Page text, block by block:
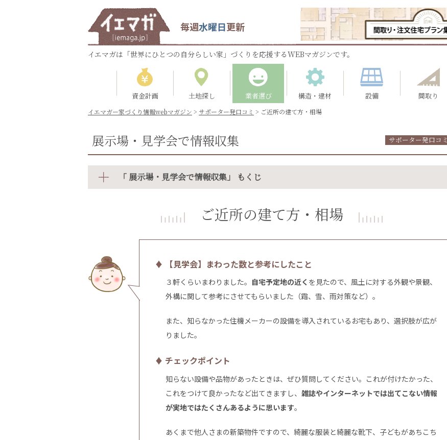
毎週水曜日更新
イエマガは「世界にひとつの自分らしい家」づくりを応援するWEBマガジンです。
資金計画 土地探し 業者選び 構造・建材 設備 間取り
イエマガー家づくり情報webマガジン > サポーター発口コミ > ご近所の建て方・相場
展示場・見学会で情報収集 サポーター発口コミ
「 展示場・見学会で情報収集」 もくじ
ご近所の建て方・相場
♦ 【見学会】まわった数と参考にしたこと
３軒くらいまわりました。 自宅予定地の近く を見たので、風土に対する外観や景観、
外構に関して参考にさせてもらいました（霜、雪、雨対策など）。
また、知らなかった住機メーカーの設備を導入されているお宅もあり、選択肢が広が
りました。
♦ チェックポイント
知らない設備や品物があったときは、ぜひ質問してください。これが付けたかった、
これをつけて良かったなど出てきますし、 雑誌やインターネットでは出てこない情報
が実地ではたくさんあるように思います。
あくまで他人さまの新築物件ですので、綺麗な服装と綺麗な靴下、子どもがあちこち